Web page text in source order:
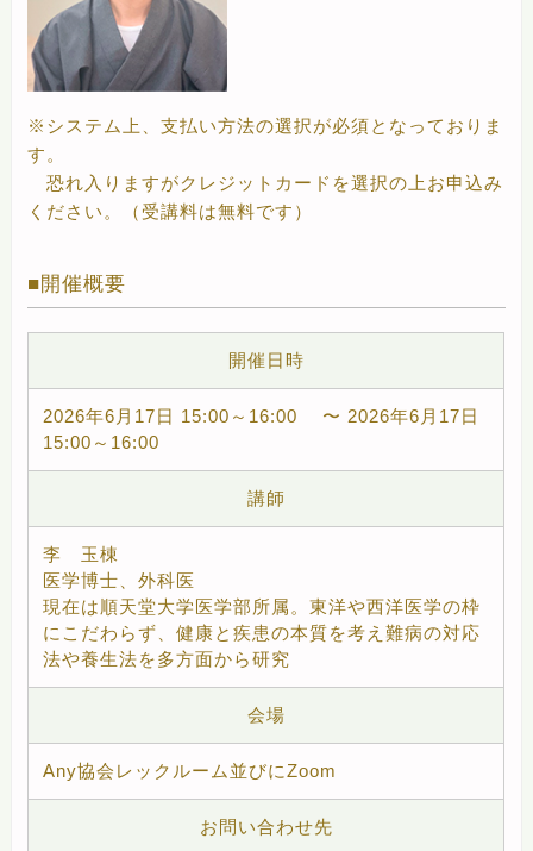
※システム上、支払い方法の選択が必須となっておりま
す。
恐れ入りますがクレジットカードを選択の上お申込み
ください。（受講料は無料です）
開催概要
開催日時
2026年6月17日 15:00～16:00 〜 2026年6月17日
15:00～16:00
講師
李 玉棟
医学博士、外科医
現在は順天堂大学医学部所属。東洋や西洋医学の枠
にこだわらず、健康と疾患の本質を考え難病の対応
法や養生法を多方面から研究
会場
Any協会レックルーム並びにZoom
お問い合わせ先